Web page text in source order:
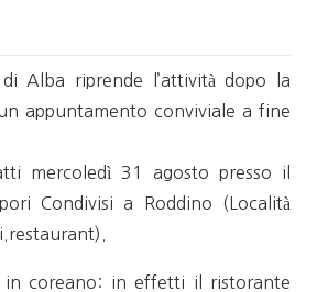
Alba riprende l’attività dopo la
appuntamento conviviale a fine
mercoledì 31 agosto presso il
Condivisi a Roddino (Località
in coreano: in effetti il ristorante